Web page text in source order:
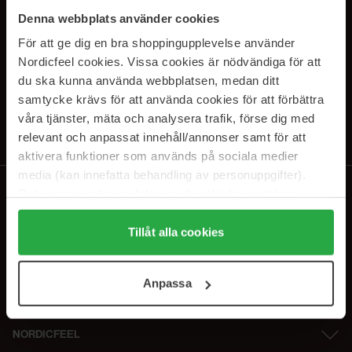
Denna webbplats använder cookies
För att ge dig en bra shoppingupplevelse använder
Nordicfeel cookies. Vissa cookies är nödvändiga för att
du ska kunna använda webbplatsen, medan ditt
samtycke krävs för att använda cookies för att förbättra
våra tjänster, mäta och analysera trafik, förse dig med
relevant och anpassat innehåll/annonser samt för att
aktivera funktioner som används på sociala medier
media (kan innefatta behandling av personuppgifter).
Genom att trycka på "Tillåt alla cookies" accepterar du
alla cookies, medan du under "Detaljer" kan anpassa
användningen av cookies. Du kan när som helst återkalla
samt vår Integritetspolicy.
Tillåt alla cookies
Anpassa
PRENUMERERA PÅ VÅRA
NYHETSBREV
Genom att prenumerera accepterar du vårIntegritetspolicy.
Avprenumerera när som helst.
NORDICFEEL